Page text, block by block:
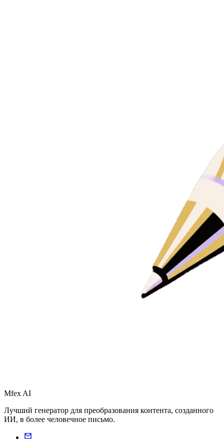
Mfex AI
Лучший генератор для преобразования контента, созданного
ИИ, в более человечное письмо.